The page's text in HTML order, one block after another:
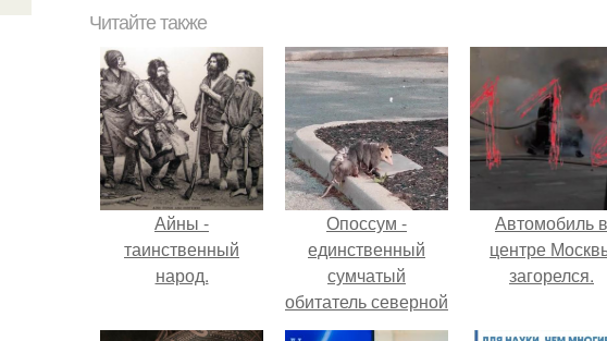
Читайте также
Айны -
таинственный
народ.
Опоссум -
единственный
сумчатый
обитатель северной
америки.
Автомобиль в
центре
загорелся.